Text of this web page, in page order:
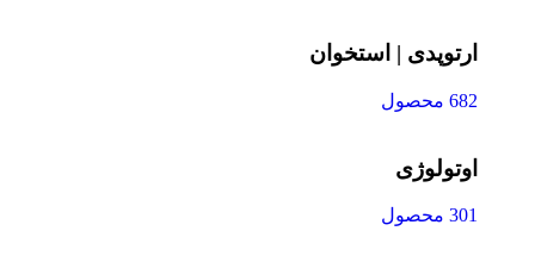
ارتوپدی | استخوان
682 محصول
اوتولوژی
301 محصول